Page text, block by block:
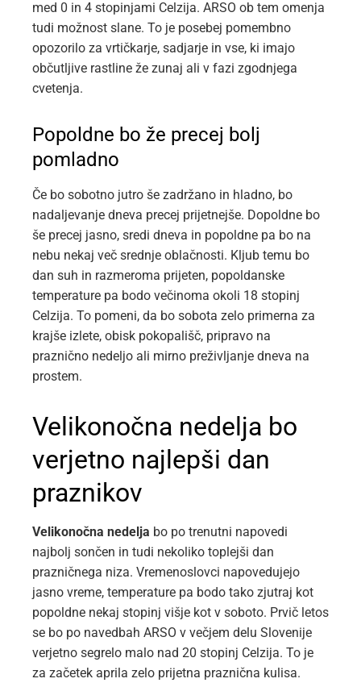
med 0 in 4 stopinjami Celzija. ARSO ob tem omenja
tudi možnost slane. To je posebej pomembno
opozorilo za vrtičkarje, sadjarje in vse, ki imajo
občutljive rastline že zunaj ali v fazi zgodnjega
cvetenja.
Popoldne bo že precej bolj
pomladno
Če bo sobotno jutro še zadržano in hladno, bo
nadaljevanje dneva precej prijetnejše. Dopoldne bo
še precej jasno, sredi dneva in popoldne pa bo na
nebu nekaj več srednje oblačnosti. Kljub temu bo
dan suh in razmeroma prijeten, popoldanske
temperature pa bodo večinoma okoli 18 stopinj
Celzija. To pomeni, da bo sobota zelo primerna za
krajše izlete, obisk pokopališč, pripravo na
praznično nedeljo ali mirno preživljanje dneva na
prostem.
Velikonočna nedelja bo
verjetno najlepši dan
praznikov
Velikonočna nedelja bo po trenutni napovedi
najbolj sončen in tudi nekoliko toplejši dan
prazničnega niza. Vremenoslovci napovedujejo
jasno vreme, temperature pa bodo tako zjutraj kot
popoldne nekaj stopinj višje kot v soboto. Prvič letos
se bo po navedbah ARSO v večjem delu Slovenije
verjetno segrelo malo nad 20 stopinj Celzija. To je
za začetek aprila zelo prijetna praznična kulisa.